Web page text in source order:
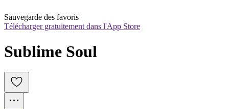
Sauvegarde des favoris
Télécharger gratuitement dans l'App Store
Sublime Soul